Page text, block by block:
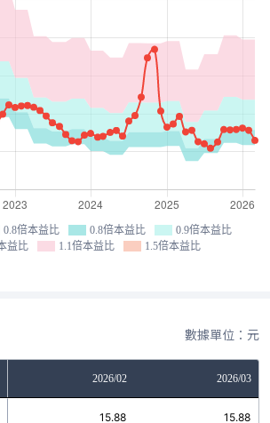
0.8倍本益比 0.8倍本益比
0.9倍本益比
益比
1.1倍本益比 1.5倍本益比
數據單位：元
2026/02 2026/03
15.88 15.88